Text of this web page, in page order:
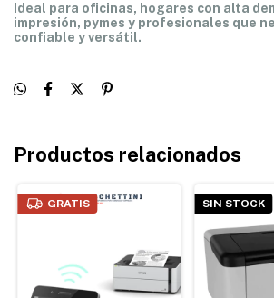
Ideal para oficinas, hogares con alta
impresión, pymes y profesionales que
confiable y versátil.
Productos relacionados
GRATIS SIN STOCK